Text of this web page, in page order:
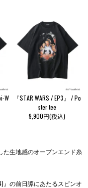
W
『STAR WARS / EP3』 / Po
ster tee
9,900円(税込)
た生地感のオープンエンド糸
』の前日譚にあたるスピンオ